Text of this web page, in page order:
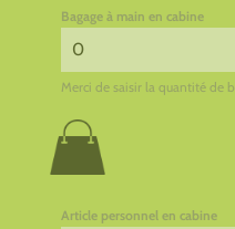
Bagage à main en cabine
Merci de saisir la quantité de
Article personnel en cabine